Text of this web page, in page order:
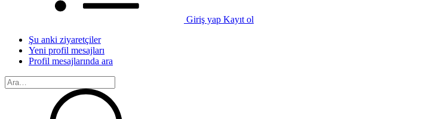
Giriş yap Kayıt ol
Şu anki ziyaretçiler
Yeni profil mesajları
Profil mesajlarında ara